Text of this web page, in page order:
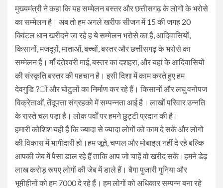
मुख्यमंत्री ने कहा कि यह सम्मेलन बस्तर और छत्तीसगढ़ के लोगों के भरोसे
का सम्मेलन है। अब तो हम अगले खरीफ सीजन में 15 की जगह 20
क्विंटल धान खरीदने जा रहे ह ये सम्मेलन भरोसे का है, आदिवासियों,
किसानों, मजदूरों, माताओं, बच्चों, बस्तर और छत्तीसगढ़ के भरोसे का
सम्मेलन है। माँ दंतेश्वरी माई, बस्तर का दशहरा, और यहां के आदिवासियों
की संस्कृति बस्तर की पहचान है। इसी दिशा में काम करते हुए हम
देवगुडि?ों और घोटुलों का निर्माण कर रहे हैं। किसानों और लघु वनोपज
विक्रेताओं, तेंदूपत्ता संग्रहको में सम्पन्नता आई है। लाखों परिवार उन्नति
के रास्ते चल पड़ा है। लोक पर्वों पर हमने छुट्टी प्रदान की है।
हमारी कोशिश यही है कि ज्यादा से ज्यादा लोगों को काम दे सकें और लोगों
की विकास में भागीदारी हो।हम जूते, चप्पल और मोबाइल नहीं दे रहे बल्कि
आपकी जेब में पैसा डाल रहे हैं ताकि आप जो चाहें वो खरीद सकें।हमने डेढ़
लाख करोड़ रूपए लोगों की जेब में डाले हैं। बैगा पुजारी गुनिया और
भूमीहीनों को हम 7000 दे रहे हैं। हम लोगों को अधिकार सम्पन्न बना रहे